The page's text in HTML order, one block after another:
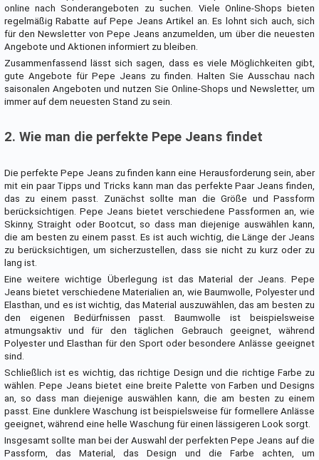
online nach Sonderangeboten zu suchen. Viele Online-Shops bieten
regelmäßig Rabatte auf Pepe Jeans Artikel an. Es lohnt sich auch, sich
für den Newsletter von Pepe Jeans anzumelden, um über die neuesten
Angebote und Aktionen informiert zu bleiben.
Zusammenfassend lässt sich sagen, dass es viele Möglichkeiten gibt,
gute Angebote für Pepe Jeans zu finden. Halten Sie Ausschau nach
saisonalen Angeboten und nutzen Sie Online-Shops und Newsletter, um
immer auf dem neuesten Stand zu sein.
2. Wie man die perfekte Pepe Jeans findet
Die perfekte Pepe Jeans zu finden kann eine Herausforderung sein, aber
mit ein paar Tipps und Tricks kann man das perfekte Paar Jeans finden,
das zu einem passt. Zunächst sollte man die Größe und Passform
berücksichtigen. Pepe Jeans bietet verschiedene Passformen an, wie
Skinny, Straight oder Bootcut, so dass man diejenige auswählen kann,
die am besten zu einem passt. Es ist auch wichtig, die Länge der Jeans
zu berücksichtigen, um sicherzustellen, dass sie nicht zu kurz oder zu
lang ist.
Eine weitere wichtige Überlegung ist das Material der Jeans. Pepe
Jeans bietet verschiedene Materialien an, wie Baumwolle, Polyester und
Elasthan, und es ist wichtig, das Material auszuwählen, das am besten zu
den eigenen Bedürfnissen passt. Baumwolle ist beispielsweise
atmungsaktiv und für den täglichen Gebrauch geeignet, während
Polyester und Elasthan für den Sport oder besondere Anlässe geeignet
sind.
Schließlich ist es wichtig, das richtige Design und die richtige Farbe zu
wählen. Pepe Jeans bietet eine breite Palette von Farben und Designs
an, so dass man diejenige auswählen kann, die am besten zu einem
passt. Eine dunklere Waschung ist beispielsweise für formellere Anlässe
geeignet, während eine helle Waschung für einen lässigeren Look sorgt.
Insgesamt sollte man bei der Auswahl der perfekten Pepe Jeans auf die
Passform, das Material, das Design und die Farbe achten, um